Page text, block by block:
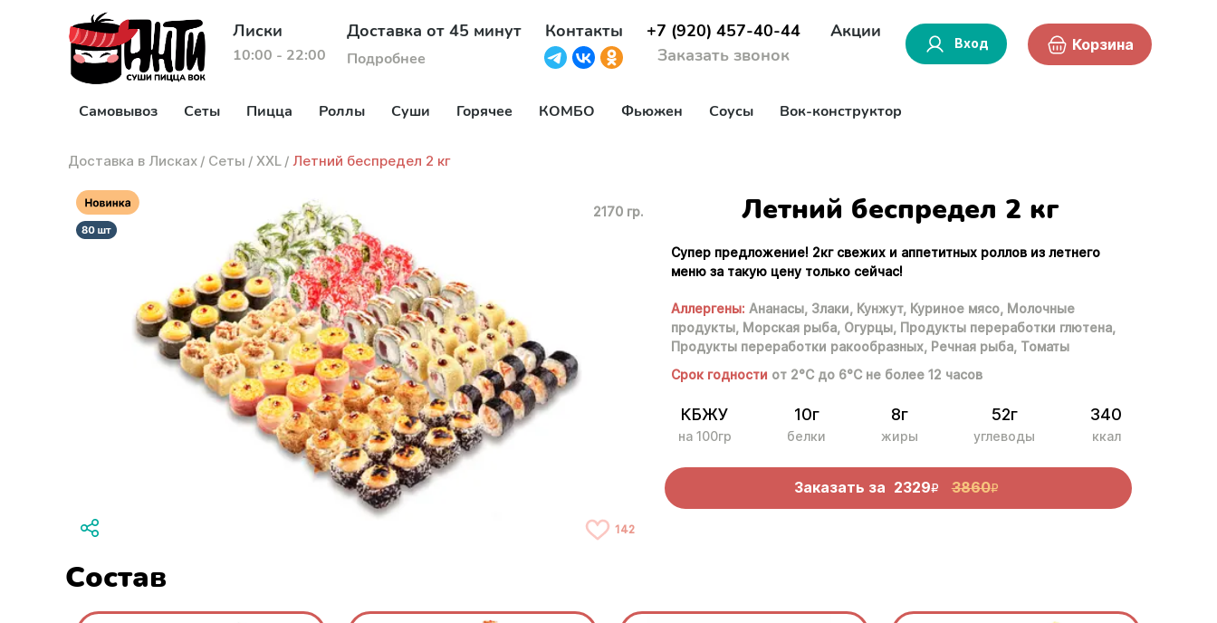
Лиски
10:00 - 22:00
Доставка от 45 минут
Подробнее
Контакты
+7 (920) 457-40-44
Заказать звонок
Акции
Вход Корзина
Самовывоз Сеты Пицца Роллы Суши Горячее КОМБО Фьюжен Соусы Вок-конструктор
Доставка в Лисках / Сеты / XXL / Летний беспредел 2 кг
2170 гр.
142
Летний беспредел 2 кг
Супер предложение! 2кг свежих и аппетитных роллов из летнего
меню за такую цену только сейчас!
Аллергены: Ананасы, Злаки, Кунжут, Куриное мясо, Молочные
продукты, Морская рыба, Огурцы, Продукты переработки глютена,
Продукты переработки ракообразных, Речная рыба, Томаты
Срок годности от 2°С до 6°С не более 12 часов
КБЖУ
на 100гр
10г
белки
8г
жиры
52г
углеводы
340
ккал
Заказать за 2329R 3860R
Состав